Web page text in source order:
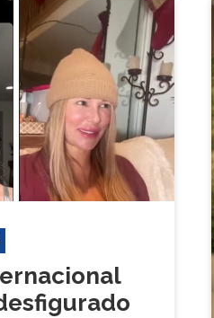
para pesquisar ou ESC para fechar